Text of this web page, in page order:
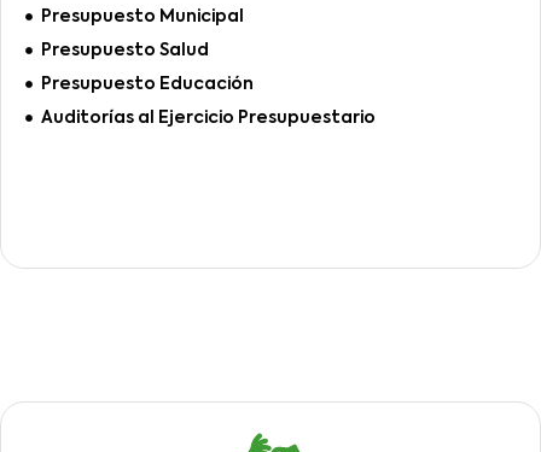
Presupuesto Municipal
Presupuesto Salud
Presupuesto Educación
Auditorías al Ejercicio Presupuestario